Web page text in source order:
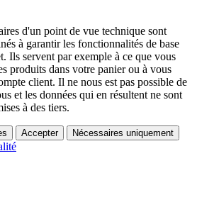
d'un point de vue technique sont
à garantir les fonctionnalités de base
Ils servent par exemple à ce que vous
produits dans votre panier ou à vous
client. Il ne nous est pas possible de
et les données qui en résultent ne sont
à des tiers.
Accepter Nécessaires uniquement